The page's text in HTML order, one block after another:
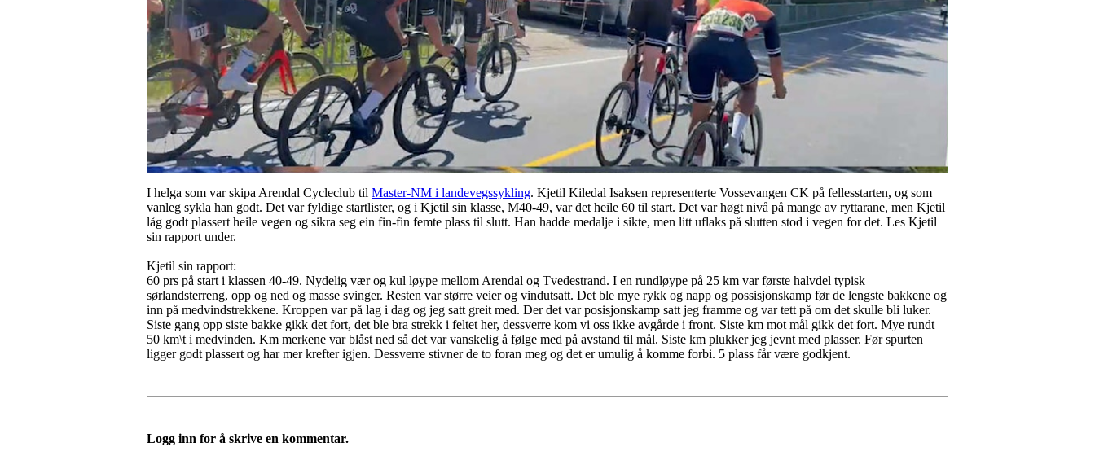
I helga som var skipa Arendal Cycleclub til Master-NM i landevegssykling. Kjetil Kiledal Isaksen representerte Vossevangen CK på fellesstarten, og som
vanleg sykla han godt. Det var fyldige startlister, og i Kjetil sin klasse, M40-49, var det heile 60 til start. Det var høgt nivå på mange av ryttarane, men Kjetil
låg godt plassert heile vegen og sikra seg ein fin-fin femte plass til slutt. Han hadde medalje i sikte, men litt uflaks på slutten stod i vegen for det. Les Kjetil
sin rapport under.
Kjetil sin rapport:
60 prs på start i klassen 40-49. Nydelig vær og kul løype mellom Arendal og Tvedestrand. I en rundløype på 25 km var første halvdel typisk
sørlandsterreng, opp og ned og masse svinger. Resten var større veier og vindutsatt. Det ble mye rykk og napp og possisjonskamp før de lengste bakkene og
inn på medvindstrekkene. Kroppen var på lag i dag og jeg satt greit med. Der det var posisjonskamp satt jeg framme og var tett på om det skulle bli luker.
Siste gang opp siste bakke gikk det fort, det ble bra strekk i feltet her, dessverre kom vi oss ikke avgårde i front. Siste km mot mål gikk det fort. Mye rundt
50 km\t i medvinden. Km merkene var blåst ned så det var vanskelig å følge med på avstand til mål. Siste km plukker jeg jevnt med plasser. Før spurten
ligger godt plassert og har mer krefter igjen. Dessverre stivner de to foran meg og det er umulig å komme forbi. 5 plass får være godkjent.
Logg inn for å skrive en kommentar.